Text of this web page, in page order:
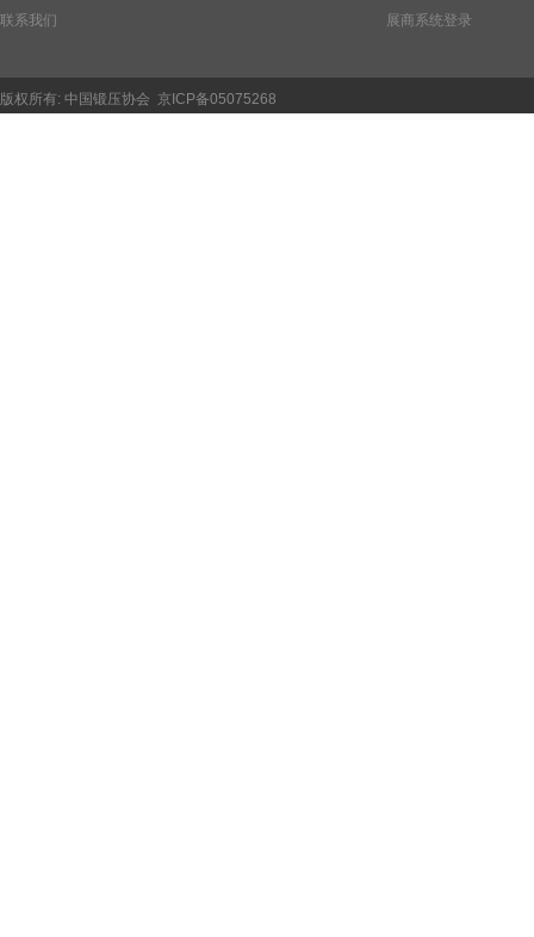
联系我们
展商系统登录
版权所有: 中国锻压协会 京ICP备05075268